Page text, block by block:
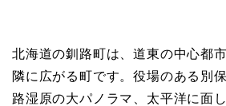
北海道の釧路町は、道東の中心都
隣に広がる町です。役場のある別
路湿原の大パノラマ、太平洋に面